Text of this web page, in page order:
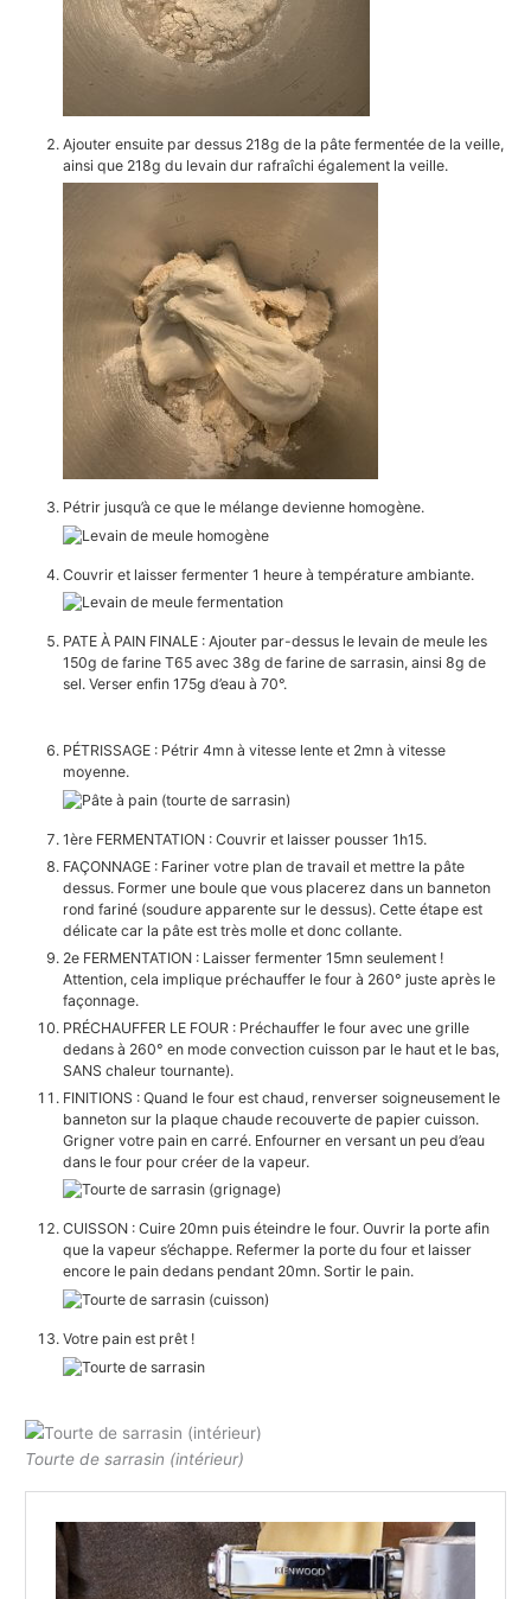
Ajouter ensuite par dessus 218g de la pâte fermentée de la veille,
ainsi que 218g du levain dur rafraîchi également la veille.
Pétrir jusqu’à ce que le mélange devienne homogène.
Couvrir et laisser fermenter 1 heure à température ambiante.
PATE À PAIN FINALE : Ajouter par-dessus le levain de meule les
150g de farine T65 avec 38g de farine de sarrasin, ainsi 8g de
sel. Verser enfin 175g d’eau à 70°.
PÉTRISSAGE : Pétrir 4mn à vitesse lente et 2mn à vitesse
moyenne.
1ère FERMENTATION : Couvrir et laisser pousser 1h15.
FAÇONNAGE : Fariner votre plan de travail et mettre la pâte
dessus. Former une boule que vous placerez dans un banneton
rond fariné (soudure apparente sur le dessus). Cette étape est
délicate car la pâte est très molle et donc collante.
2e FERMENTATION : Laisser fermenter 15mn seulement !
Attention, cela implique préchauffer le four à 260° juste après le
façonnage.
PRÉCHAUFFER LE FOUR : Préchauffer le four avec une grille
dedans à 260° en mode convection cuisson par le haut et le bas,
SANS chaleur tournante).
FINITIONS : Quand le four est chaud, renverser soigneusement le
banneton sur la plaque chaude recouverte de papier cuisson.
Grigner votre pain en carré. Enfourner en versant un peu d’eau
dans le four pour créer de la vapeur.
CUISSON : Cuire 20mn puis éteindre le four. Ouvrir la porte afin
que la vapeur s’échappe. Refermer la porte du four et laisser
encore le pain dedans pendant 20mn. Sortir le pain.
Votre pain est prêt !
Tourte de sarrasin (intérieur)